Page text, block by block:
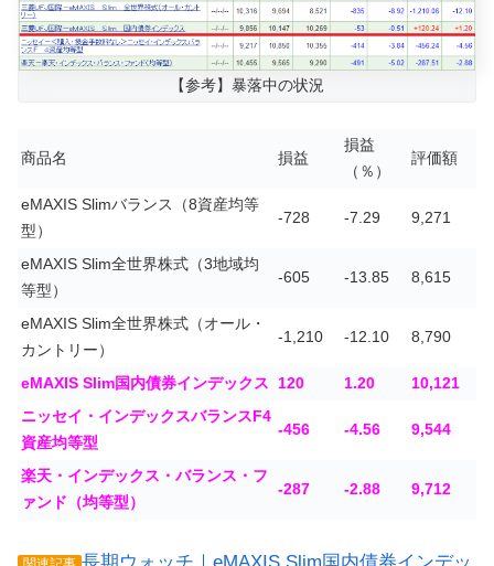
【参考】暴落中の状況
商品名 損益
損益
（％）
評価額
eMAXIS Slimバランス（8資産均等
型）
-728 -7.29 9,271
eMAXIS Slim全世界株式（3地域均
等型）
-605 -13.85 8,615
eMAXIS Slim全世界株式（オール・
カントリー）
-1,210 -12.10 8,790
eMAXIS Slim国内債券インデックス 120 1.20
10,121
ニッセイ・インデックスバランスF4
資産均等型
-456 -4.56 9,544
楽天・インデックス・バランス・フ
ァンド（均等型）
-287 -2.88 9,712